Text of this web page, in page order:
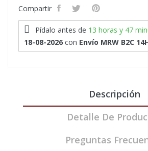
Compartir
Pídalo antes de 13 horas y 47
18-08-2026 con Envío MRW B2C
Descripción
Detalle De
Preguntas